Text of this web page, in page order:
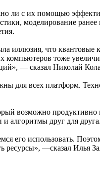
ли с их помощью
моделирование
иллюзия, что квантовые
компьютеров тоже
― сказал Николай
для всех платформ.
возможно продуктивно
и алгоритмы друг для друга.
его использовать.
ресурсы», ―сказал Илья